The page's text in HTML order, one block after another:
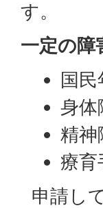
す。
一定の障
国
身体
精神
療育
申請し